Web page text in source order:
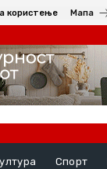
користење Мапа
Спорт